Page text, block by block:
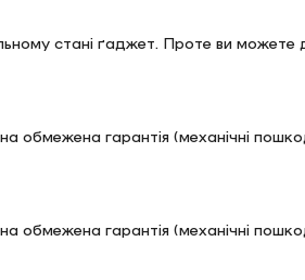
стані ґаджет. Проте ви можете
обмежена гарантія (механічні
обмежена гарантія (механічні